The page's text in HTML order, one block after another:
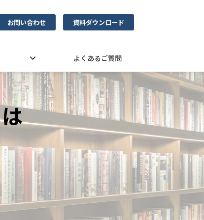
お問い合わせ 資料ダウンロード
よくあるご質問